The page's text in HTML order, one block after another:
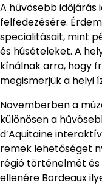
A hűvösebb időjárás
felfedezésére.
specialitásait, mint
és húsételeket. A
kínálnak arra, hogy
megismerjük a helyi
Novemberben a
különösen a
d’Aquitaine
remek lehetőséget
régió történelmét és
ellenére Bordeaux